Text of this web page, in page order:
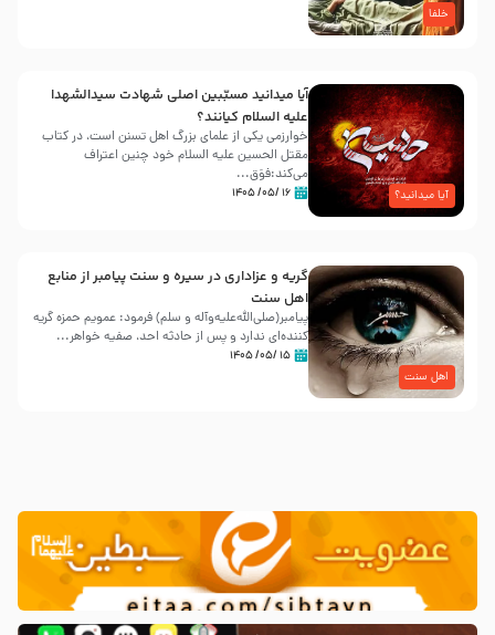
خلفا
آیا میدانید؟
آیا میدانید مسبّبین اصلی شهادت سیدالشهدا
علیه ‌السلام کیانند؟
خوارزمی یکی از علمای بزرگ اهل تسنن است، در کتاب
مقتل الحسین علیه ‌السلام خود چنین اعتراف
می‌کند:فوَق...
۱۶ /۰۵/ ۱۴۰۵
اهل سنت
گریه و عزاداری در سیره و سنت پیامبر از منابع
اهل سنت
پیامبر(صلی‌الله‌علیه‌وآله و سلم) فرمود: عمویم حمزه گریه
کننده‌ای ندارد و پس از حادثه احد، صفیه خواهر...
۱۵ /۰۵/ ۱۴۰۵